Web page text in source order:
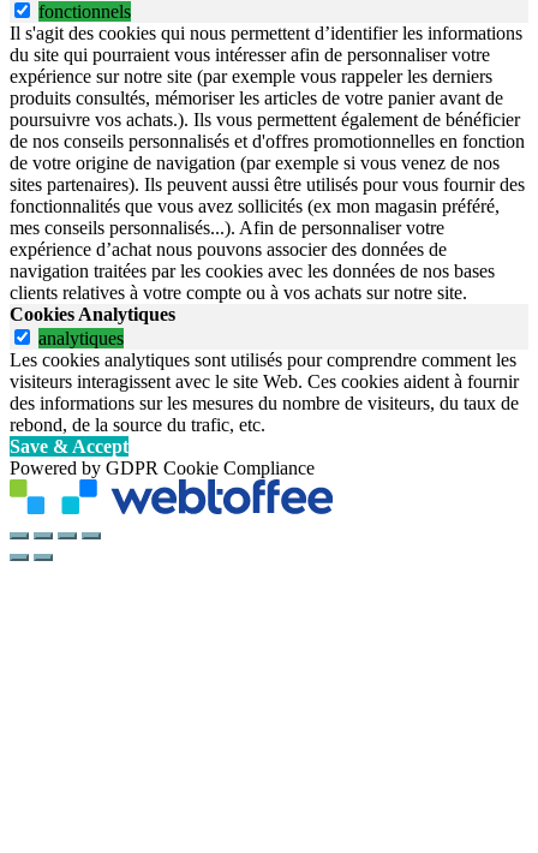
fonctionnels
Il s'agit des cookies qui nous permettent d’identifier les informations
du site qui pourraient vous intéresser afin de personnaliser votre
expérience sur notre site (par exemple vous rappeler les derniers
produits consultés, mémoriser les articles de votre panier avant de
poursuivre vos achats.). Ils vous permettent également de bénéficier
de nos conseils personnalisés et d'offres promotionnelles en fonction
de votre origine de navigation (par exemple si vous venez de nos
sites partenaires). Ils peuvent aussi être utilisés pour vous fournir des
fonctionnalités que vous avez sollicités (ex mon magasin préféré,
mes conseils personnalisés...). Afin de personnaliser votre
expérience d’achat nous pouvons associer des données de
navigation traitées par les cookies avec les données de nos bases
clients relatives à votre compte ou à vos achats sur notre site.
Cookies Analytiques
analytiques
Les cookies analytiques sont utilisés pour comprendre comment les
visiteurs interagissent avec le site Web. Ces cookies aident à fournir
des informations sur les mesures du nombre de visiteurs, du taux de
rebond, de la source du trafic, etc.
Save & Accept
Powered by GDPR Cookie Compliance